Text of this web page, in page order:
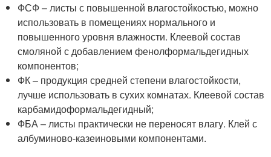
ФСФ – листы с повышенной влагостойкостью, можно
использовать в помещениях нормального и
повышенного уровня влажности. Клеевой состав
смоляной с добавлением фенолформальдегидных
компонентов;
ФК – продукция средней степени влагостойкости,
лучше использовать в сухих комнатах. Клеевой состав
карбамидоформальдегидный;
ФБА – листы практически не переносят влагу. Клей с
албуминово-казеиновыми компонентами.